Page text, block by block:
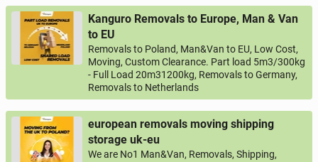
Kanguro Removals to Europe, Man & Van
to EU
Removals to Poland, Man&Van to EU, Low Cost,
Moving, Custom Clearance. Part load 5m3/300kg
- Full Load 20m31200kg, Removals to Germany,
Removals to Netherlands
european removals moving shipping
storage uk-eu
We are No1 Man&Van, Removals, Shipping,